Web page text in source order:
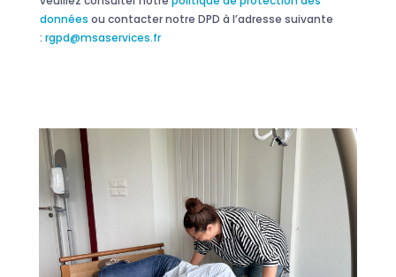
données ou contacter notre DPD à l’adresse suivante
: rgpd@msaservices.fr